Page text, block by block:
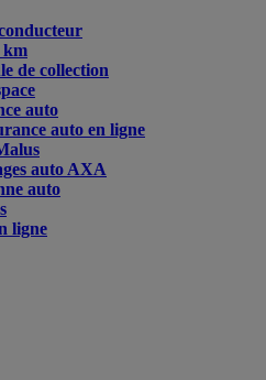
km
de collection
auto
auto en ligne
auto AXA
auto
ligne